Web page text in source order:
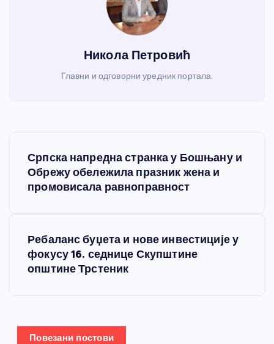
Никола Петровић
Главни и одговорни уредник портала.
е
Српска напредна странка у Бошњану и
Обрежу обележила празник жена и
промовисала равноправност
Ребаланс буџета и нове инвестиције у
фокусу 16. седнице Скупштине
општине Трстеник
Повезани постови